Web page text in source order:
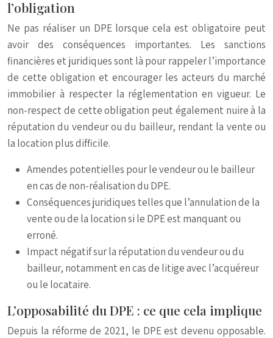
l’obligation
Ne pas réaliser un DPE lorsque cela est obligatoire peut
avoir des conséquences importantes. Les sanctions
financières et juridiques sont là pour rappeler l’importance
de cette obligation et encourager les acteurs du marché
immobilier à respecter la réglementation en vigueur. Le
non-respect de cette obligation peut également nuire à la
réputation du vendeur ou du bailleur, rendant la vente ou
la location plus difficile.
Amendes potentielles pour le vendeur ou le bailleur
en cas de non-réalisation du DPE.
Conséquences juridiques telles que l’annulation de la
vente ou de la location si le DPE est manquant ou
erroné.
Impact négatif sur la réputation du vendeur ou du
bailleur, notamment en cas de litige avec l’acquéreur
ou le locataire.
L’opposabilité du DPE : ce que cela implique
Depuis la réforme de 2021, le DPE est devenu opposable.